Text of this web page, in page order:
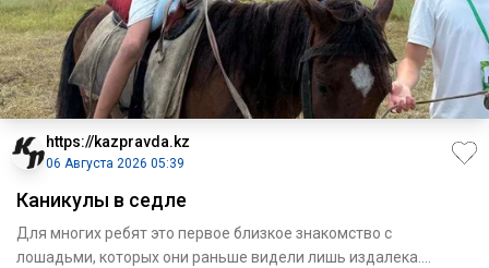
https://kazpravda.kz
06 Августа 2026 05:39
Каникулы в седле
Для многих ребят это первое близкое знакомство с
лошадьми, которых они раньше видели лишь издалека.